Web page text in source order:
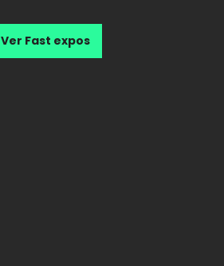
Ver Fast expos